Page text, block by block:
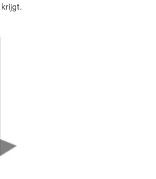
krijgt.